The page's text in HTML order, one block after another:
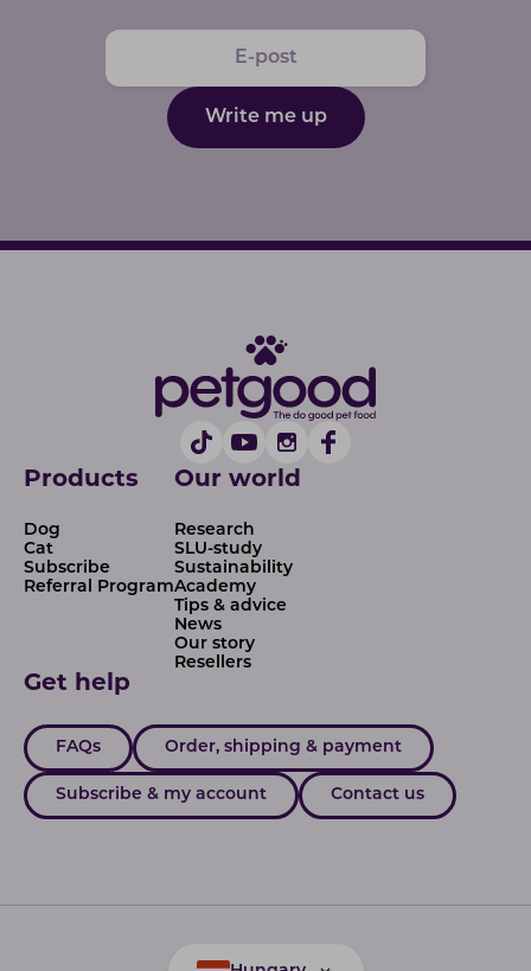
Write me up
Products
Dog
Cat
Subscribe
Referral Program
Our world
Research
SLU-study
Sustainability
Academy
Tips & advice
News
Our story
Resellers
Get help
FAQs Order, shipping & payment
Subscribe & my account Contact us